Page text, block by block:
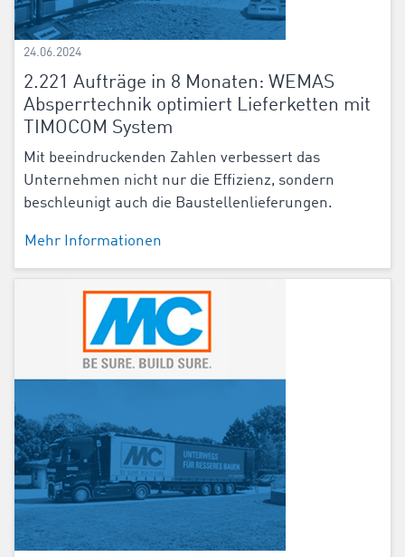
24.06.2024
2.221 Aufträge in 8 Monaten: WEMAS
Absperrtechnik optimiert Lieferketten mit
TIMOCOM System
Mit beeindruckenden Zahlen verbessert das
Unternehmen nicht nur die Effizienz, sondern
beschleunigt auch die Baustellenlieferungen.
Mehr Informationen